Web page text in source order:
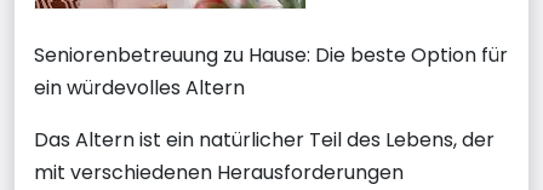
Seniorenbetreuung zu Hause: Die beste Option für
ein würdevolles Altern
Das Altern ist ein natürlicher Teil des Lebens, der
mit verschiedenen Herausforderungen